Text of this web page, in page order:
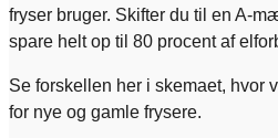
fryser bruger. Skifter du til en A-
spare helt op til 80 procent af
Se forskellen her i skemaet, hvor
for nye og gamle frysere.